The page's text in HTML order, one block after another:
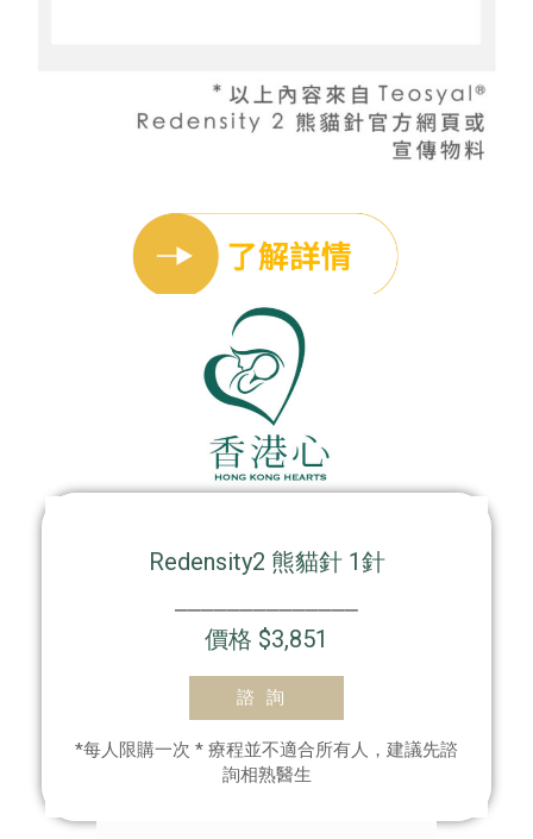
Redensity2 熊貓針 1針
價格 $3,851
諮詢
*每人限購一次 * 療程並不適合所有人，建議先諮
詢相熟醫生